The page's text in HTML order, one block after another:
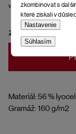
zkombinovat s
které získali v
Nastavenie
Súhlasím
Materiál: 56 %
Gramáž: 160 g/m2
veľkosť
ZVOĽTE VARIANT